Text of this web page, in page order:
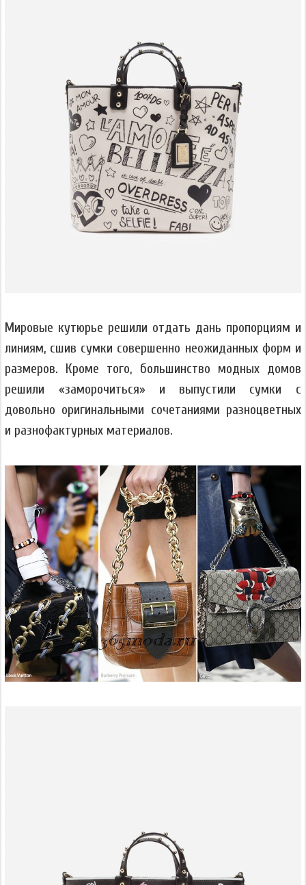
Мировые кутюрье решили отдать дань пропорциям и
линиям, сшив сумки совершенно неожиданных форм и
размеров. Кроме того, большинство модных домов
решили «заморочиться» и выпустили сумки с
довольно оригинальными сочетаниями разноцветных
и разнофактурных материалов.